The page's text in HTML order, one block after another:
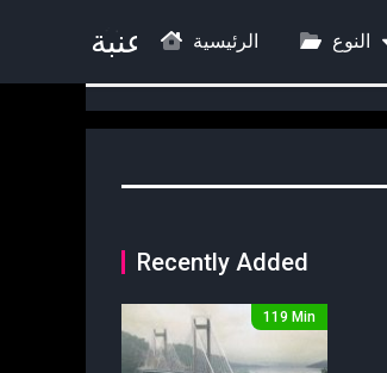
الرئيسية النوع
Recently Added
119 Min